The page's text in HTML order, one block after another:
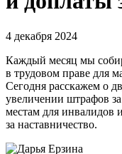
4 декабря 2024
Каждый месяц мы
в трудовом праве для
Сегодня расскажем о
увеличении штрафов
местам для инвалидов
за наставничество.